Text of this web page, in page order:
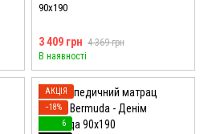
90x190
3 409 грн 4 369 грн
В наявності
АКЦІЯ
−18%
6